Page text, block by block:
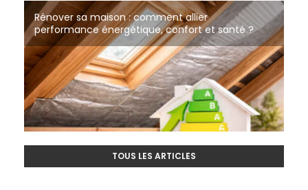
Tout savoir sur les cloisons à ossature bois
Rénover sa maison : comment allier
performance énergétique, confort et santé ?
Bâtiments Naturels à Tourcoing
Matériaux de construction écologique à Roubaix
TOUS LES ARTICLES